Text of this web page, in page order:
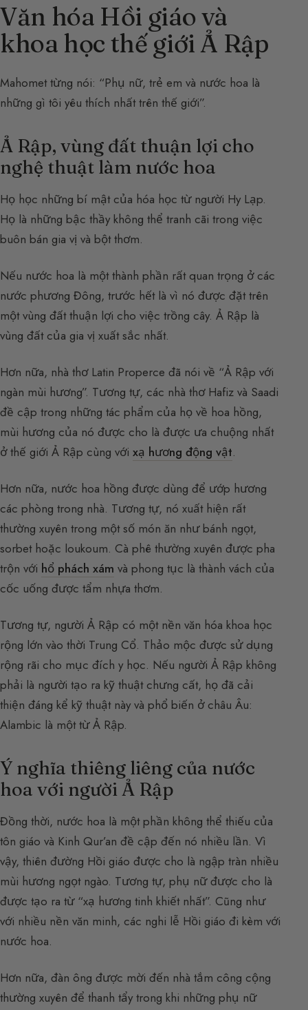
Văn hóa Hồi giáo và
khoa học thế giới Ả Rập
Mahomet từng nói: “Phụ nữ, trẻ em và nước hoa là
những gì tôi yêu thích nhất trên thế giới”.
Ả Rập, vùng đất thuận lợi cho
nghệ thuật làm nước hoa
Họ học những bí mật của hóa học từ người Hy Lạp.
Họ là những bậc thầy không thể tranh cãi trong việc
buôn bán gia vị và bột thơm.
Nếu nước hoa là một thành phần rất quan trọng ở các
nước phương Đông, trước hết là vì nó được đặt trên
một vùng đất thuận lợi cho việc trồng cây. Ả Rập là
vùng đất của gia vị xuất sắc nhất.
Hơn nữa, nhà thơ Latin Properce đã nói về “Ả Rập với
ngàn mùi hương”. Tương tự, các nhà thơ Hafiz và Saadi
đề cập trong những tác phẩm của họ về hoa hồng,
mùi hương của nó được cho là được ưa chuộng nhất
ở thế giới Ả Rập cùng với xạ hương động vật.
Hơn nữa, nước hoa hồng được dùng để ướp hương
các phòng trong nhà. Tương tự, nó xuất hiện rất
thường xuyên trong một số món ăn như bánh ngọt,
sorbet hoặc loukoum. Cà phê thường xuyên được pha
trộn với hổ phách xám và phong tục là thành vách của
cốc uống được tẩm nhựa thơm.
Tương tự, người Ả Rập có một nền văn hóa khoa học
rộng lớn vào thời Trung Cổ. Thảo mộc được sử dụng
rộng rãi cho mục đích y học. Nếu người Ả Rập không
phải là người tạo ra kỹ thuật chưng cất, họ đã cải
thiện đáng kể kỹ thuật này và phổ biến ở châu Âu:
Alambic là một từ Ả Rập.
Ý nghĩa thiêng liêng của nước
hoa với người Ả Rập
Đồng thời, nước hoa là một phần không thể thiếu của
tôn giáo và Kinh Qur’an đề cập đến nó nhiều lần. Vì
vậy, thiên đường Hồi giáo được cho là ngập tràn nhiều
mùi hương ngọt ngào. Tương tự, phụ nữ được cho là
được tạo ra từ “xạ hương tinh khiết nhất”. Cũng như
với nhiều nền văn minh, các nghi lễ Hồi giáo đi kèm với
nước hoa.
Hơn nữa, đàn ông được mời đến nhà tắm công cộng
thường xuyên để thanh tẩy trong khi những phụ nữ